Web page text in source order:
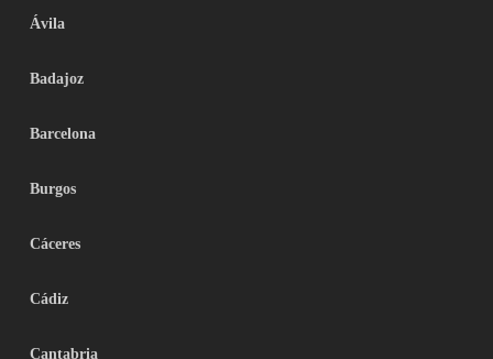
Ávila
Badajoz
Barcelona
Burgos
Cáceres
Cádiz
Cantabria